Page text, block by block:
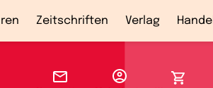
Zeitschriften Verlag Handel